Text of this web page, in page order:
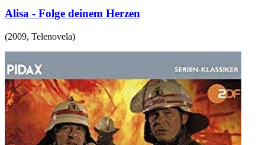
Alisa - Folge deinem Herzen
(2009, Telenovela)